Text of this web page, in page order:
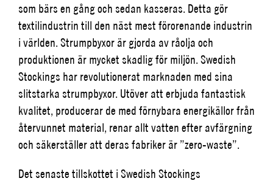
som bärs en gång och sedan kasseras. Detta gör
textilindustrin till den näst mest förorenande industrin
i världen. Strumpbyxor är gjorda av råolja och
produktionen är mycket skadlig för miljön. Swedish
Stockings har revolutionerat marknaden med sina
slitstarka strumpbyxor. Utöver att erbjuda fantastisk
kvalitet, producerar de med förnybara energikällor från
återvunnet material, renar allt vatten efter avfärgning
och säkerställer att deras fabriker är ”zero-waste”.
Det senaste tillskottet i Swedish Stockings